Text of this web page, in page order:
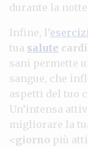
durante la
Infine, l’
tua salute
sani permette
sangue, che
aspetti del tuo
Un’intensa
migliorare la
<giorno più